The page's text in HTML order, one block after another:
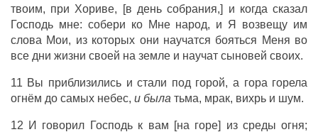
твоим, при Хориве, [в день собрания,] и когда сказал
Господь мне: собери ко Мне народ, и Я возвещу им
слова Мои, из которых они научатся бояться Меня во
все дни жизни своей на земле и научат сыновей своих.
11 Вы приблизились и стали под горой, а гора горела
огнём до самых небес, и была тьма, мрак, вихрь и шум.
12 И говорил Господь к вам [на горе] из среды огня;